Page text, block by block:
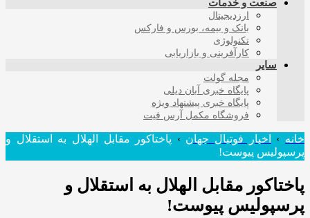
صنعت و خدمات
ارزدیجیتال
بانک و بیمه، بورس و فارکس
تکنولوژی
کارآفرینی و بازاریابی
سایر
مجله گولت
پایگاه خبری آبان دیلی
پایگاه خبری پیشنهاد ویژه
فروشگاه مکمل آرس فیت
خانه › اخبار فوتبال جهان › پاختاکور مقابل الهلال به استقلال و
پرسپولیس پیوست!
پاختاکور مقابل الهلال به استقلال و
پرسپولیس پیوست!